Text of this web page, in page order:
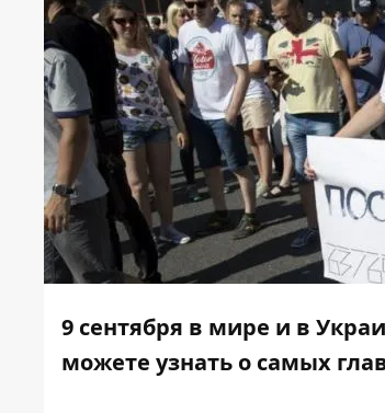
9 сентября в мире и в
можете узнать о самых